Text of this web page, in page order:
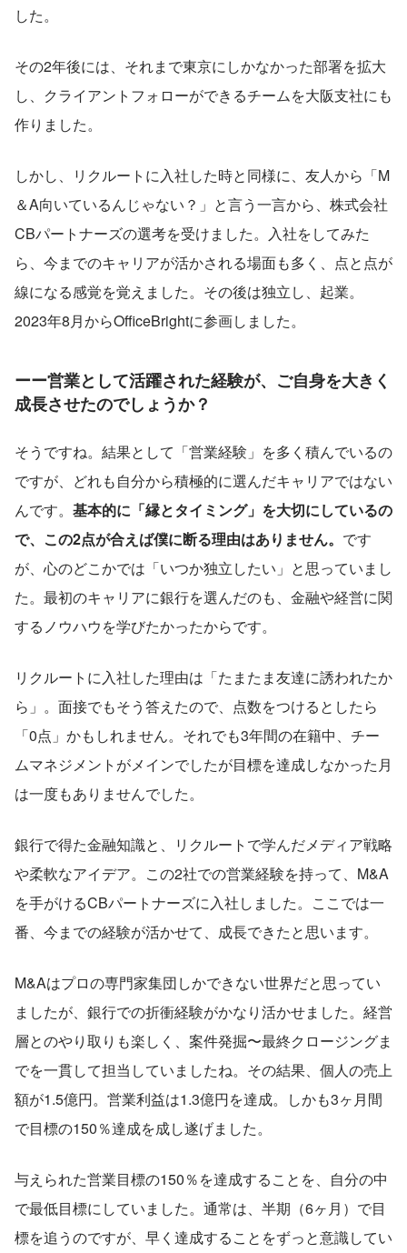
した。
その2年後には、それまで東京にしかなかった部署を拡大
し、クライアントフォローができるチームを大阪支社にも
作りました。
しかし、リクルートに入社した時と同様に、友人から「M
＆A向いているんじゃない？」と言う一言から、株式会社
CBパートナーズの選考を受けました。入社をしてみた
ら、今までのキャリアが活かされる場面も多く、点と点が
線になる感覚を覚えました。その後は独立し、起業。
2023年8月からOfficeBrightに参画しました。
ーー営業として活躍された経験が、ご自身を大きく
成長させたのでしょうか？
そうですね。結果として「営業経験」を多く積んでいるの
ですが、どれも自分から積極的に選んだキャリアではない
んです。 基本的に「縁とタイミング」を大切にしているの
で、この2点が合えば僕に断る理由はありません。 です
が、心のどこかでは「いつか独立したい」と思っていまし
た。最初のキャリアに銀行を選んだのも、金融や経営に関
するノウハウを学びたかったからです。
リクルートに入社した理由は「たまたま友達に誘われたか
ら」。面接でもそう答えたので、点数をつけるとしたら
「0点」かもしれません。それでも3年間の在籍中、チー
ムマネジメントがメインでしたが目標を達成しなかった月
は一度もありませんでした。
銀行で得た金融知識と、リクルートで学んだメディア戦略
や柔軟なアイデア。この2社での営業経験を持って、M&A
を手がけるCBパートナーズに入社しました。ここでは一
番、今までの経験が活かせて、成長できたと思います。
M&Aはプロの専門家集団しかできない世界だと思ってい
ましたが、銀行での折衝経験がかなり活かせました。経営
層とのやり取りも楽しく、案件発掘〜最終クロージングま
でを一貫して担当していましたね。その結果、個人の売上
額が1.5億円。営業利益は1.3億円を達成。しかも3ヶ月間
で目標の150％達成を成し遂げました。
与えられた営業目標の150％を達成することを、自分の中
で最低目標にしていました。通常は、半期（6ヶ月）で目
標を追うのですが、早く達成することをずっと意識してい